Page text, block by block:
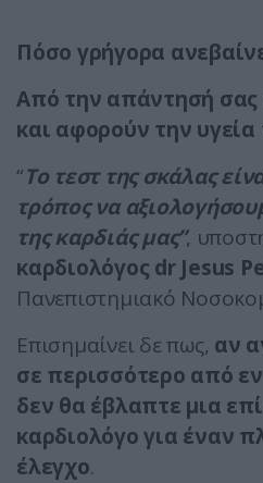
Πόσο γρήγορα
Από την απάντησή
και αφορούν την υγεία
“Το τεστ της σκάλας
τρόπος να
της καρδιάς μας”,
καρδιολόγος dr Jesus
Πανεπιστημιακό
Επισημαίνει δε πως, αν
σε περισσότερο από
δεν θα έβλαπτε μια
καρδιολόγο για έναν
έλεγχο.